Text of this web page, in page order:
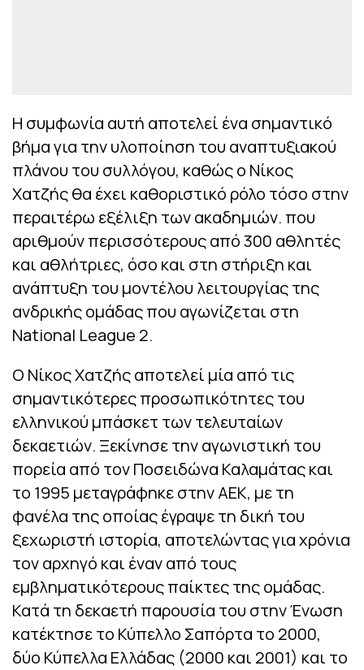
Η συμφωνία αυτή αποτελεί ένα σημαντικό
βήμα για την υλοποίηση του αναπτυξιακού
πλάνου του συλλόγου, καθώς ο Νίκος
Χατζής θα έχει καθοριστικό ρόλο τόσο στην
περαιτέρω εξέλιξη των ακαδημιών. που
αριθμούν περισσότερους από 300 αθλητές
και αθλήτριες, όσο και στη στήριξη και
ανάπτυξη του μοντέλου λειτουργίας της
ανδρικής ομάδας που αγωνίζεται στη
National League 2.
Ο Νίκος Χατζής αποτελεί μία από τις
σημαντικότερες προσωπικότητες του
ελληνικού μπάσκετ των τελευταίων
δεκαετιών. Ξεκίνησε την αγωνιστική του
πορεία από τον Ποσειδώνα Καλαμάτας και
το 1995 μεταγράφηκε στην ΑΕΚ, με τη
φανέλα της οποίας έγραψε τη δική του
ξεχωριστή ιστορία, αποτελώντας για χρόνια
τον αρχηγό και έναν από τους
εμβληματικότερους παίκτες της ομάδας.
Κατά τη δεκαετή παρουσία του στην Ένωση
κατέκτησε το Κύπελλο Σαπόρτα το 2000,
δύο Κύπελλα Ελλάδας (2000 και 2001) και το